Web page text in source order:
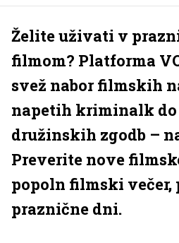
Želite uživati v
filmom? Platforma
svež nabor filmskih
napetih kriminalk
družinskih zgodb –
Preverite nove
popoln filmski večer,
praznične dni.